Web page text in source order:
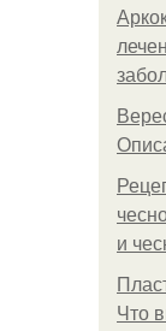
и
Что